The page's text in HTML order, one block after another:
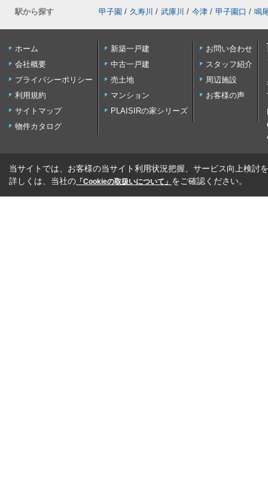
駅から探す
甲子園 / 久寿川 / 武庫川 / 今津 / 甲子園口 / 鳴
ホーム
会社概要
プライバシーポリシー
利用規約
サイトマップ
物件カタログ
新築一戸建
中古一戸建
売土地
マンション
PLAISIRの家シリーズ
お問い合わせ
スタッフ紹介
周辺施設
お客様の声
当サイトでは、お客様の当サイト利用状況把握、サービス向上検討
詳しくは、当社の 「Cookieの取扱いについて」 をご確認ください。